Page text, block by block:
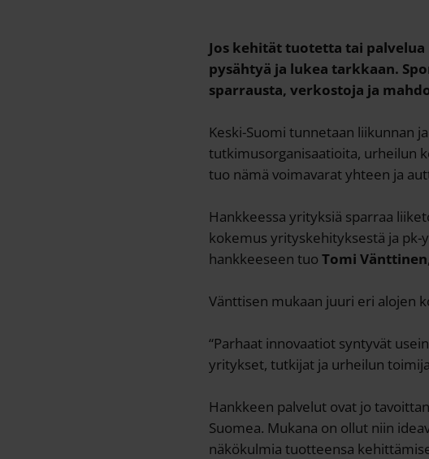
Jos kehität tuotetta tai
pysähtyä ja lukea tarkkaan.
sparrausta, verkostoja ja
Keski-Suomi tunnetaan liikunnan
tutkimusorganisaatioita, urheilun
tuo nämä voimavarat yhteen ja
Hankkeessa yrityksiä sparraa
kokemus yrityskehityksestä ja
hankkeeseen tuoTomi Vänttinen
Vänttisen mukaan juuri eri alojen
“Parhaat innovaatiot syntyvät
yritykset, tutkijat ja urheilun
Hankkeen palvelut ovat jo
Suomea. Mukana on ollut niin
näkökulmia tuotteensa